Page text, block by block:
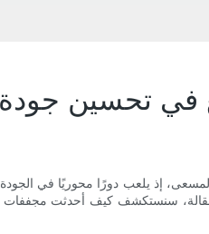
تحسين جودة
إذ يلعب دورًا محوريًا في الجودة
سنستكشف كيف أحدثت مجففات